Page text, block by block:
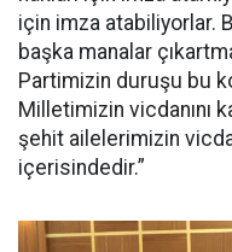
için imza atabiliyorlar.
başka manalar
Partimizin duruşu bu
Milletimizin vicdanını
şehit ailelerimizin
içerisindedir.”